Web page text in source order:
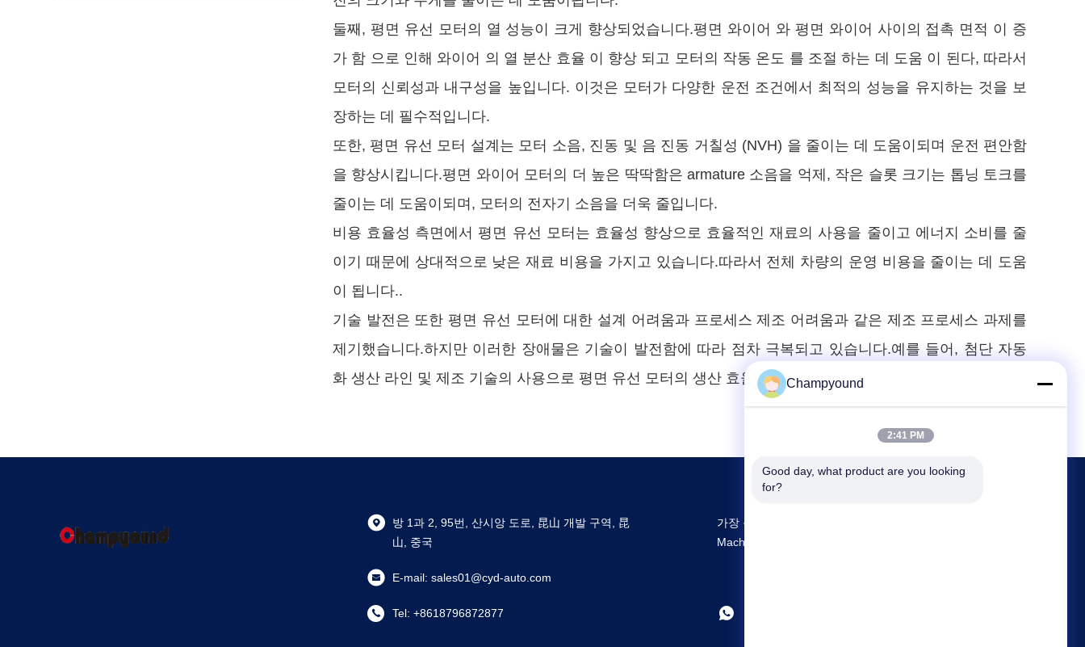
둘째, 평면 유선 모터의 열 성능이 크게 향상되었습니다.평면 와이어 와 평면 와이어 사이의 접촉 면적 이 증
가 함 으로 인해 와이어 의 열 분산 효율 이 향상 되고 모터의 작동 온도 를 조절 하는 데 도움 이 된다, 따라서
모터의 신뢰성과 내구성을 높입니다. 이것은 모터가 다양한 운전 조건에서 최적의 성능을 유지하는 것을 보
장하는 데 필수적입니다.
또한, 평면 유선 모터 설계는 모터 소음, 진동 및 음 진동 거칠성 (NVH) 을 줄이는 데 도움이되며 운전 편안함
을 향상시킵니다.평면 와이어 모터의 더 높은 딱딱함은 armature 소음을 억제, 작은 슬롯 크기는 톱닝 토크를
줄이는 데 도움이되며, 모터의 전자기 소음을 더욱 줄입니다.
비용 효율성 측면에서 평면 유선 모터는 효율성 향상으로 효율적인 재료의 사용을 줄이고 에너지 소비를 줄
이기 때문에 상대적으로 낮은 재료 비용을 가지고 있습니다.따라서 전체 차량의 운영 비용을 줄이는 데 도움
이 됩니다..
기술 발전은 또한 평면 유선 모터에 대한 설계 어려움과 프로세스 제조 어려움과 같은 제조 프로세스 과제를
제기했습니다.하지만 이러한 장애물은 기술이 발전함에 따라 점차 극복되고 있습니다.예를 들어, 첨단 자동
화 생산 라인 및 제조 기술의 사용으로 평면 유선 모터의 생산 효율과 생산률이 향상되고 있습니다.
방 1과 2, 95번, 산시앙 도로, 昆山 개발 구역, 昆
山, 중국
E-mail: sales01@cyd-auto.com
Tel: +8618796872877
가장 큰 연구 개발 및 생산 Hairpin Winding
Machine 중국 공급업체
Champyound
2:41 PM
Good day, what product are you looking
for?